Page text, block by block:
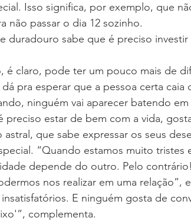
Isso significa, por exemplo, que
não passar o dia 12 sozinho.
duradouro sabe que é preciso
é claro, pode ter um pouco mais de
pra esperar que a pessoa certa caia
ninguém vai aparecer batendo
preciso estar de bem com a vida,
que sabe expressar os seus
“Quando estamos muito tristes
depende do outro. Pelo
nos realizar em uma relação”,
E ninguém gosta de
complementa.